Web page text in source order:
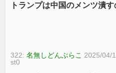
トランプは中国のメンツ潰
322:名無しどんぶらこ 2025/04/
st0